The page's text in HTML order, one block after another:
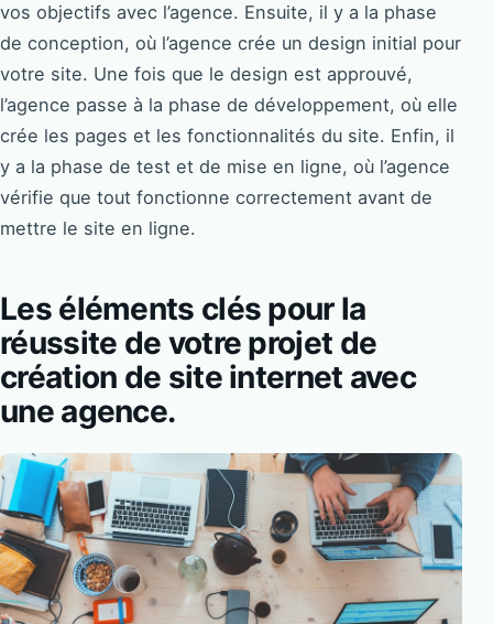
vos objectifs avec l’agence. Ensuite, il y a la phase
de conception, où l’agence crée un design initial pour
votre site. Une fois que le design est approuvé,
l’agence passe à la phase de développement, où elle
crée les pages et les fonctionnalités du site. Enfin, il
y a la phase de test et de mise en ligne, où l’agence
vérifie que tout fonctionne correctement avant de
mettre le site en ligne.
Les éléments clés pour la
réussite de votre projet de
création de site internet avec
une agence.